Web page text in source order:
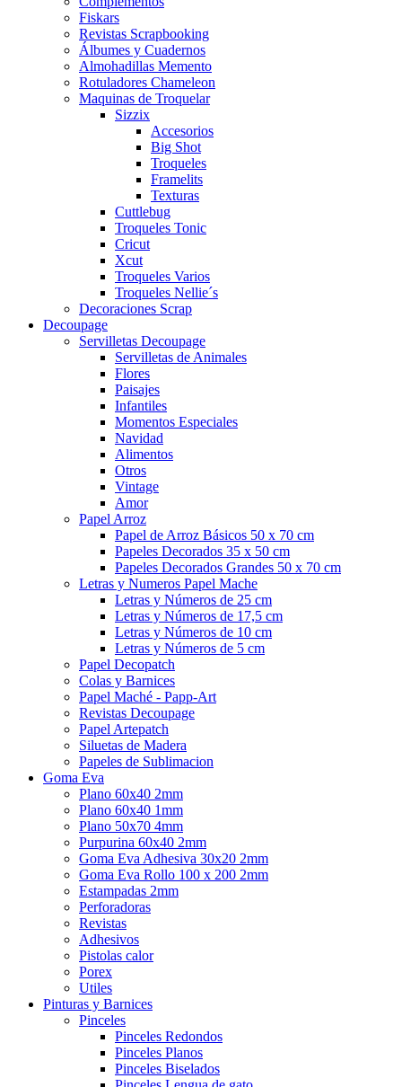
Fiskars
Revistas Scrapbooking
Álbumes y Cuadernos
Almohadillas Memento
Rotuladores Chameleon
Maquinas de Troquelar
Sizzix
Accesorios
Big Shot
Troqueles
Framelits
Texturas
Cuttlebug
Troqueles Tonic
Cricut
Xcut
Troqueles Varios
Troqueles Nellie´s
Decoraciones Scrap
Decoupage
Servilletas Decoupage
Servilletas de Animales
Flores
Paisajes
Infantiles
Momentos Especiales
Navidad
Alimentos
Otros
Vintage
Amor
Papel Arroz
Papel de Arroz Básicos 50 x 70 cm
Papeles Decorados 35 x 50 cm
Papeles Decorados Grandes 50 x 70 cm
Letras y Numeros Papel Mache
Letras y Números de 25 cm
Letras y Números de 17,5 cm
Letras y Números de 10 cm
Letras y Números de 5 cm
Papel Decopatch
Colas y Barnices
Papel Maché - Papp-Art
Revistas Decoupage
Papel Artepatch
Siluetas de Madera
Papeles de Sublimacion
Goma Eva
Plano 60x40 2mm
Plano 60x40 1mm
Plano 50x70 4mm
Purpurina 60x40 2mm
Goma Eva Adhesiva 30x20 2mm
Goma Eva Rollo 100 x 200 2mm
Estampadas 2mm
Perforadoras
Revistas
Adhesivos
Pistolas calor
Porex
Utiles
Pinturas y Barnices
Pinceles
Pinceles Redondos
Pinceles Planos
Pinceles Biselados